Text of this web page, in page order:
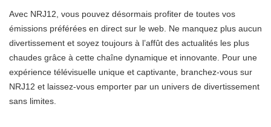
Avec NRJ12, vous pouvez désormais profiter de toutes vos
émissions préférées en direct sur le web. Ne manquez plus aucun
divertissement et soyez toujours à l’affût des actualités les plus
chaudes grâce à cette chaîne dynamique et innovante. Pour une
expérience télévisuelle unique et captivante, branchez-vous sur
NRJ12 et laissez-vous emporter par un univers de divertissement
sans limites.